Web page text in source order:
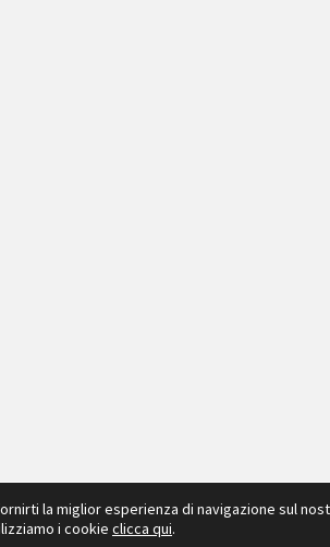
la miglior esperienza di navigazione sul
i cookie clicca qui.